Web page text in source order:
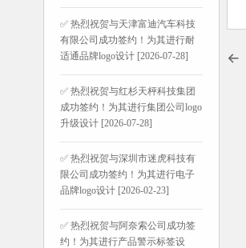
✅ 热烈祝贺与天津富迪汽车科技
有限公司成功签约！为其进行耐
适通品牌logo设计 [2026-07-28]
✅ 热烈祝贺与红杉天枰科技集团
成功签约！为其进行集团公司logo
升级设计 [2026-07-28]
✅ 热烈祝贺与深圳市迷虎科技有
限公司成功签约！为其进行电子
品牌logo设计 [2026-02-23]
✅ 热烈祝贺与阿奈索公司成功签
约！为其进行产品警示标签设